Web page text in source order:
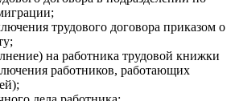
трудового договора приказом о
на работника трудовой книжки
работников, работающих